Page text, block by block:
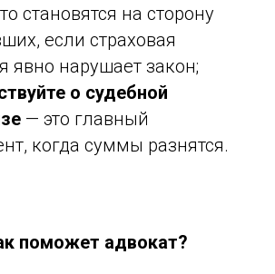
становятся на сторону
если страховая
явно нарушает закон;
о судебной
— это главный
когда суммы разнятся.
поможет адвокат?